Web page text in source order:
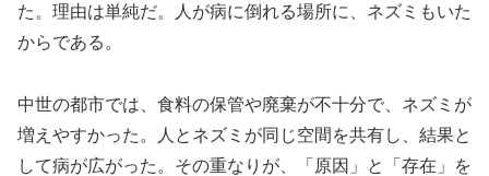
た。理由は単純だ。人が病に倒れる場所に、ネズミもいた
からである。
中世の都市では、食料の保管や廃棄が不十分で、ネズミが
増えやすかった。人とネズミが同じ空間を共有し、結果と
して病が広がった。その重なりが、「原因」と「存在」を